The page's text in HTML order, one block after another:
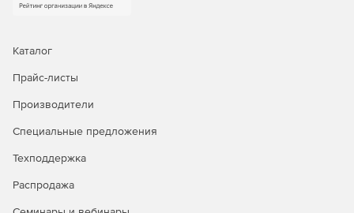
Каталог
Прайс-листы
Производители
Специальные предложения
Техподдержка
Распродажа